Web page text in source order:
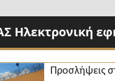
Ηλεκτρονική
Προσλήψεις στο